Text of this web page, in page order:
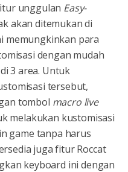
unggulan Easy-
akan ditemukan di
memungkinkan para
dengan mudah
3 area. Untuk
tersebut,
tombol macro live
melakukan kustomisasi
game tanpa harus
juga fitur Roccat
keyboard ini dengan